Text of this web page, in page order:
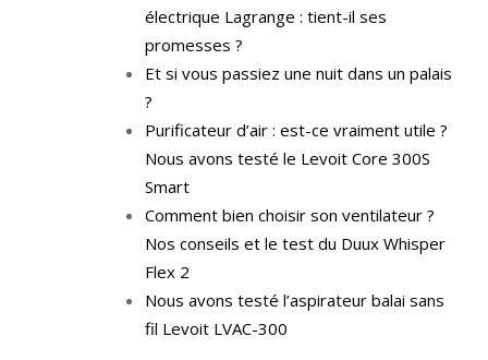
électrique Lagrange : tient-il ses
promesses ?
Et si vous passiez une nuit dans un palais
?
Purificateur d’air : est-ce vraiment utile ?
Nous avons testé le Levoit Core 300S
Smart
Comment bien choisir son ventilateur ?
Nos conseils et le test du Duux Whisper
Flex 2
Nous avons testé l’aspirateur balai sans
fil Levoit LVAC-300